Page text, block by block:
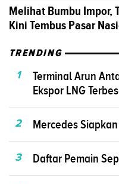
Melihat Bumbu Impor,
Kini Tembus Pasar
TRENDING
1
Terminal Arun
Ekspor LNG
2 Mercedes
3 Daftar Pemain